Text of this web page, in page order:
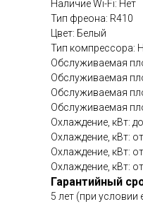
Наличие Wi-Fi: Нет
Тип фреона: R410
Цвет: Белый
Тип компрессора:
Обслуживаемая
Обслуживаемая
Обслуживаемая
Обслуживаемая
Охлаждение, кВт:
Охлаждение, кВт:
Охлаждение, кВт:
Охлаждение, кВт:
Гарантийный
5 лет (при условии